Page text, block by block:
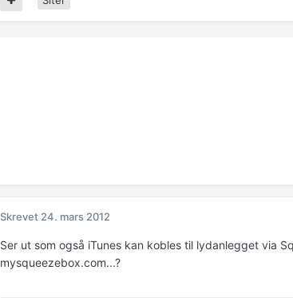
Skrevet 24. mars 2012
Ser ut som også iTunes kan kobles til lydanlegget via
mysqueezebox.com...?